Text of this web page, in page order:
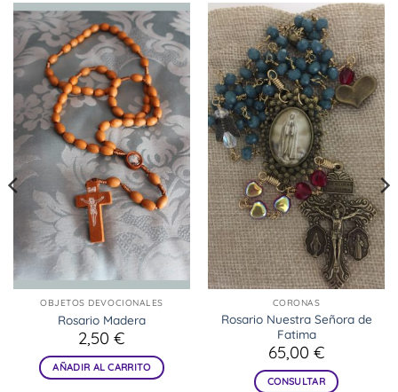
OBJETOS DEVOCIONALES
Rosario Madera
2,50 €
AÑADIR AL CARRITO
CORONAS
Rosario Nuestra Señora de
Fatima
65,00 €
CONSULTAR